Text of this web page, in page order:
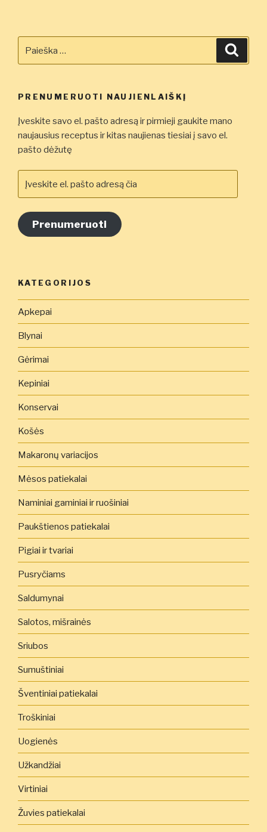
PRENUMERUOTI NAUJIENLAIŠKĮ
Įveskite savo el. pašto adresą ir pirmieji gaukite mano
naujausius receptus ir kitas naujienas tiesiai į savo el.
pašto dėžutę
el.
adresą
čia
Prenumeruoti
KATEGORIJOS
Apkepai
Blynai
Gėrimai
Kepiniai
Konservai
Košės
Makaronų variacijos
Mėsos patiekalai
Naminiai gaminiai ir ruošiniai
Paukštienos patiekalai
Pigiai ir tvariai
Pusryčiams
Saldumynai
Salotos, mišrainės
Sriubos
Sumuštiniai
Šventiniai patiekalai
Troškiniai
Uogienės
Užkandžiai
Virtiniai
Žuvies patiekalai